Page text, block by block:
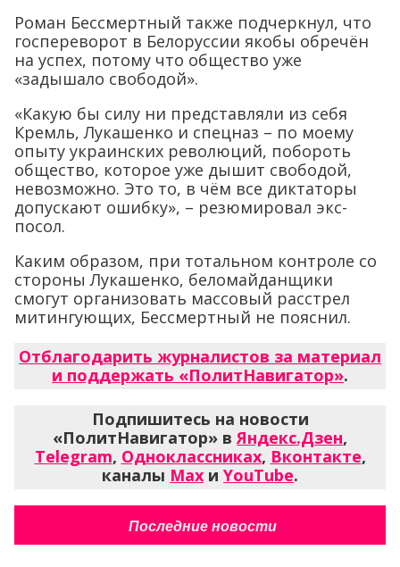
Роман Бессмертный также подчеркнул, что
госпереворот в Белоруссии якобы обречён
на успех, потому что общество уже
«задышало свободой».
«Какую бы силу ни представляли из себя
Кремль, Лукашенко и спецназ – по моему
опыту украинских революций, побороть
общество, которое уже дышит свободой,
невозможно. Это то, в чём все диктаторы
допускают ошибку», – резюмировал экс-
посол.
Каким образом, при тотальном контроле со
стороны Лукашенко, беломайданщики
смогут организовать массовый расстрел
митингующих, Бессмертный не пояснил.
Отблагодарить журналистов за материал
и поддержать «ПолитНавигатор».
Подпишитесь на новости
«ПолитНавигатор» вЯндекс.Дзен,
Telegram, Одноклассниках, Вконтакте,
каналы Max и YouTube.
Последние новости